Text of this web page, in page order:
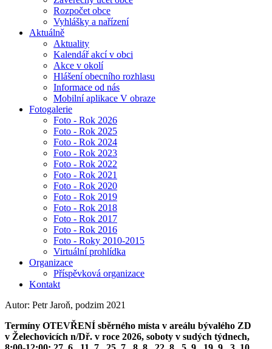
Rozpočet obce
Vyhlášky a nařízení
Aktuálně
Aktuality
Kalendář akcí v obci
Akce v okolí
Hlášení obecního rozhlasu
Informace od nás
Mobilní aplikace V obraze
Fotogalerie
Foto - Rok 2026
Foto - Rok 2025
Foto - Rok 2024
Foto - Rok 2023
Foto - Rok 2022
Foto - Rok 2021
Foto - Rok 2020
Foto - Rok 2019
Foto - Rok 2018
Foto - Rok 2017
Foto - Rok 2016
Foto - Roky 2010-2015
Virtuální prohlídka
Organizace
Příspěvková organizace
Kontakt
Autor: Petr Jaroň, podzim 2021
Termíny OTEVŘENÍ sběrného místa v areálu bývalého ZD
v Želechovicích n/Dř. v roce 2026, soboty v sudých týdnech,